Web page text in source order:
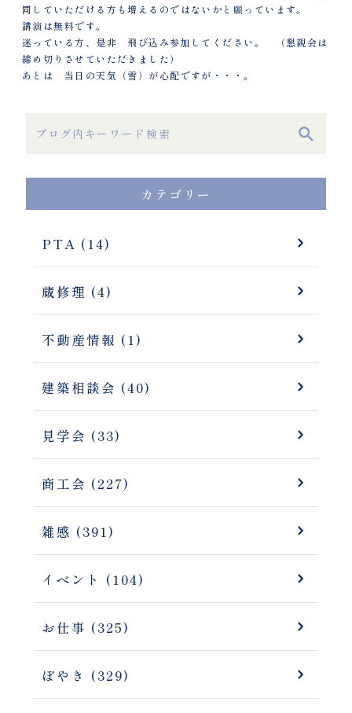
同していただける方も増えるのではないかと願っています。
講演は無料です。
迷っている方、是非 飛び込み参加してください。 （懇親会は
締め切りさせていただきました）
あとは 当日の天気（雪）が心配ですが・・・。
カテゴリー
PTA (14)
蔵修理 (4)
不動産情報 (1)
建築相談会 (40)
見学会 (33)
商工会 (227)
雑感 (391)
イベント (104)
お仕事 (325)
ぼやき (329)